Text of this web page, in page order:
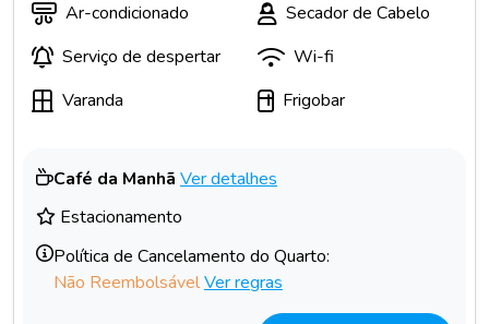
Ar-condicionado
Secador de Cabelo
Serviço de despertar
Wi-fi
Varanda
Frigobar
Café da Manhã Ver detalhes
Estacionamento
Política de Cancelamento do Quarto:
Não ReembolsávelVer regras